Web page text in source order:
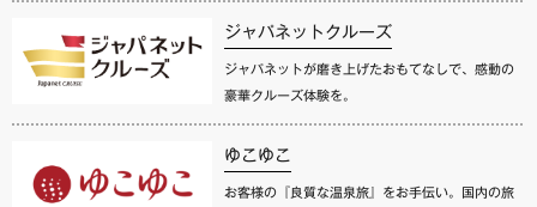
ジャパネットクルーズ
ジャパネットが磨き上げたおもてなしで、感動の
豪華クルーズ体験を。
ゆこゆこ
お客様の『良質な温泉旅』をお手伝い。国内の旅